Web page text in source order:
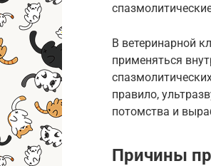
В ветеринарной
применяться
правило,
потомства и
Причины